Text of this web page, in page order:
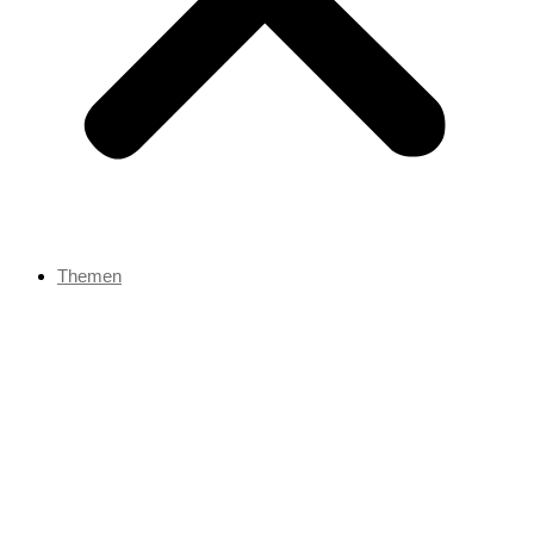
Themen